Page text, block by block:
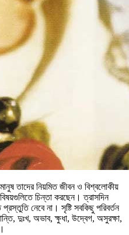
তাদের নিয়মিত জীবন ও বিশ্বলোকীয়
চিন্তা করছেন। ত্রাসদিন
নেবে না। সৃষ্টি সবকিছু পরিবর্তন
দুঃখ, অভাব, ক্ষুধা, উদ্বেগ, অসুরক্ষা,